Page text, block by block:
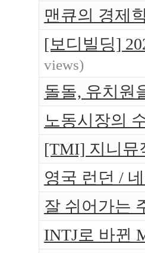
맨큐의 경제
[보디빌딩]
views)
돌돌, 유치원
노동시장의
[TMI] 지니뮤
영국 런던 /
잘 쉬어가는
INTJ로 바뀐